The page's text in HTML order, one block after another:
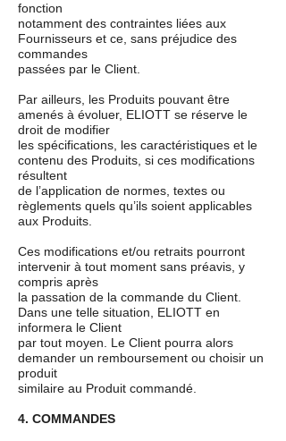
fonction
notamment des contraintes liées aux
Fournisseurs et ce, sans préjudice des
commandes
passées par le Client.
Par ailleurs, les Produits pouvant être
amenés à évoluer, ELIOTT se réserve le
droit de modifier
les spécifications, les caractéristiques et le
contenu des Produits, si ces modifications
résultent
de l’application de normes, textes ou
règlements quels qu’ils soient applicables
aux Produits.
Ces modifications et/ou retraits pourront
intervenir à tout moment sans préavis, y
compris après
la passation de la commande du Client.
Dans une telle situation, ELIOTT en
informera le Client
par tout moyen. Le Client pourra alors
demander un remboursement ou choisir un
produit
similaire au Produit commandé.
4. COMMANDES